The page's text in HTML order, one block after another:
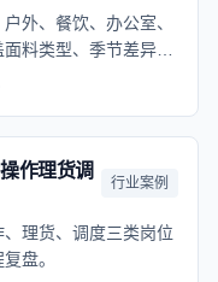
外、餐饮、办公室、
料类型、季节差异和
作理货调
行业案例
理货、调度三类岗位
盘。